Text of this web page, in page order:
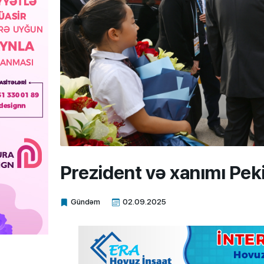
Prezident və xanımı
Gündəm 02.09.2025
Xalq.Online